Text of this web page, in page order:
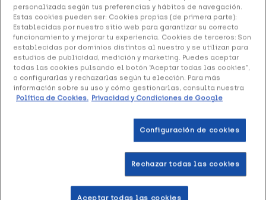
Añadir a la Wishlist
Entrega rápida y gratuitaen farmacia
Envío a domicilioen 24-48h laborables
puntos Healthies
personalizada según tus preferencias y hábitos de navegación.
Estas cookies pueden ser: Cookies propias (de primera parte):
Establecidas por nuestro sitio web para garantizar su correcto
funcionamiento y mejorar tu experiencia. Cookies de terceros: Son
establecidas por dominios distintos al nuestro y se utilizan para
estudios de publicidad, medición y marketing. Puedes aceptar
todas las cookies pulsando el botón “Aceptar todas las cookies”,
o configurarlas y rechazarlas según tu elección. Para más
información sobre su uso y cómo gestionarlas, consulta nuestra
Política de Cookies. Privacidad y Condiciones de Google
Configuración de cookies
Rechazar todas las cookies
Aceptar todas las cookies